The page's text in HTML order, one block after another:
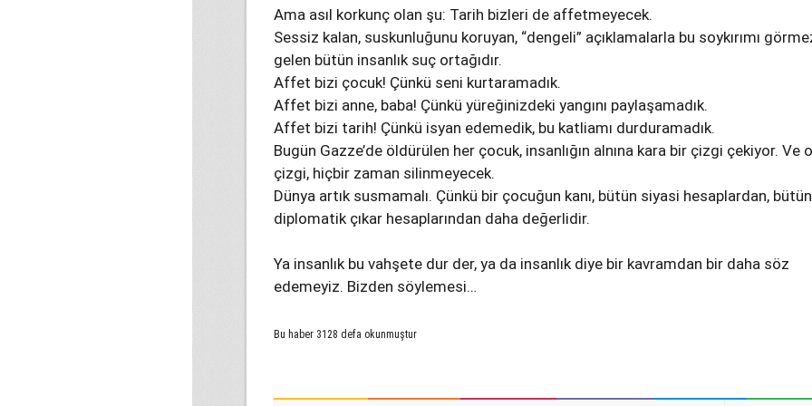
Ama asıl korkunç olan şu: Tarih bizleri de affetmeyecek.
Sessiz kalan, suskunluğunu koruyan, “dengeli” açıklamalarla bu soykırımı
gelen bütün insanlık suç ortağıdır.
Affet bizi çocuk! Çünkü seni kurtaramadık.
Affet bizi anne, baba! Çünkü yüreğinizdeki yangını paylaşamadık.
Affet bizi tarih! Çünkü isyan edemedik, bu katliamı durduramadık.
Bugün Gazze’de öldürülen her çocuk, insanlığın alnına kara bir çizgi çekiyor. Ve o
çizgi, hiçbir zaman silinmeyecek.
Dünya artık susmamalı. Çünkü bir çocuğun kanı, bütün siyasi hesaplardan, bütün
diplomatik çıkar hesaplarından daha değerlidir.
Ya insanlık bu vahşete dur der, ya da insanlık diye bir kavramdan bir daha söz
edemeyiz. Bizden söylemesi…
Bu haber 3128 defa okunmuştur